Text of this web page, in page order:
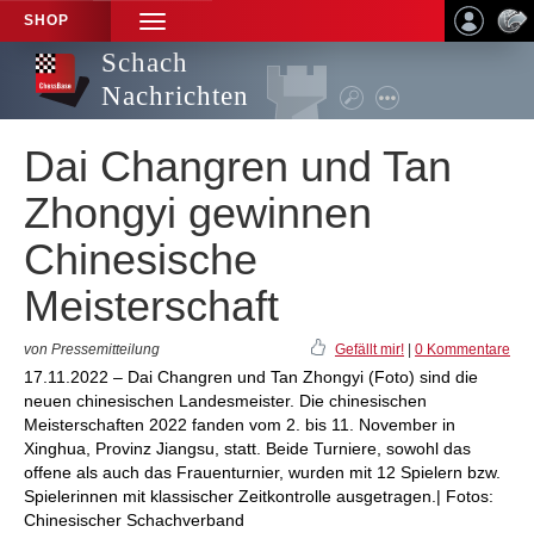
SHOP
TOGGLE
NAVIGATION
Schach
Nachrichten
Dai Changren und Tan
Zhongyi gewinnen
Chinesische
Meisterschaft
von Pressemitteilung Gefällt mir! 0 Kommentare
17.11.2022 – Dai Changren und Tan Zhongyi (Foto) sind die
neuen chinesischen Landesmeister. Die chinesischen
Meisterschaften 2022 fanden vom 2. bis 11. November in
Xinghua, Provinz Jiangsu, statt. Beide Turniere, sowohl das
offene als auch das Frauenturnier, wurden mit 12 Spielern bzw.
Spielerinnen mit klassischer Zeitkontrolle ausgetragen.| Fotos:
Chinesischer Schachverband